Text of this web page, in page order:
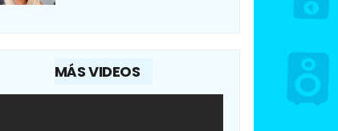
MÁS VIDEOS